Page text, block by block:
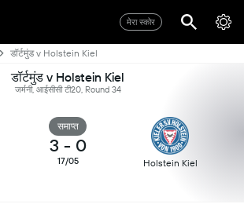
मेरा स्कोर
डॉर्टमुंड v Holstein Kiel
डॉर्टमुंड v Holstein Kiel
जर्मनी, आईसीसी टी20, Round 34
समाप्त
3 - 0
17/05 Holstein Kiel